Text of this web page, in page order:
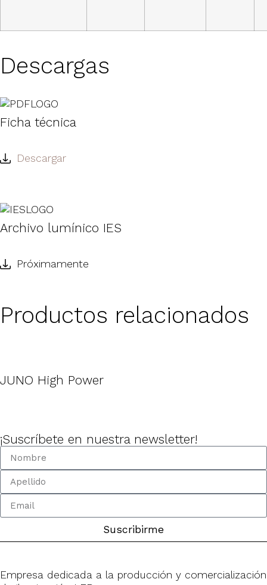
Descargas
Ficha técnica
Descargar
Archivo lumínico IES
Próximamente
Productos relacionados
JUNO High Power
¡Suscríbete en nuestra newsletter!
Suscribirme
Empresa dedicada a la producción y comercialización